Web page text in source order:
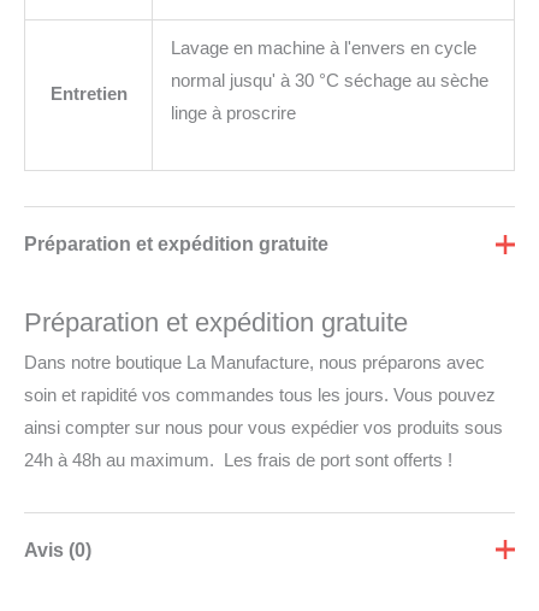
Entretien
Lavage en machine à l'envers en cycle
normal jusqu' à 30 °C séchage au sèche
linge à proscrire
Préparation et expédition gratuite
Préparation et expédition gratuite
Dans notre boutique La Manufacture, nous préparons avec
soin et rapidité vos commandes tous les jours. Vous pouvez
ainsi compter sur nous pour vous expédier vos produits sous
24h à 48h au maximum. Les frais de port sont offerts !
Avis (0)